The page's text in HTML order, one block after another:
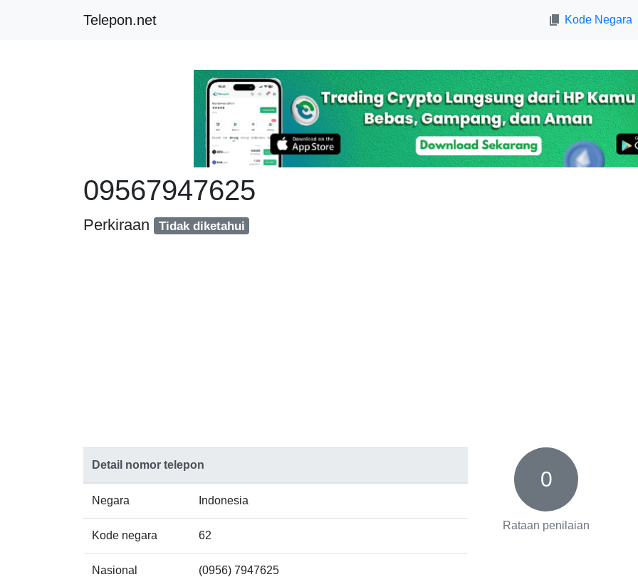
Telepon.net Kode Negara
09567947625
Perkiraan Tidak diketahui
Detail nomor telepon
Negara Indonesia
Kode negara 62
Nasional (0956) 7947625
0
Rataan penilaian